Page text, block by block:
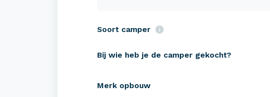
Soort camper
Bij wie heb je de camper gekocht?
Merk opbouw